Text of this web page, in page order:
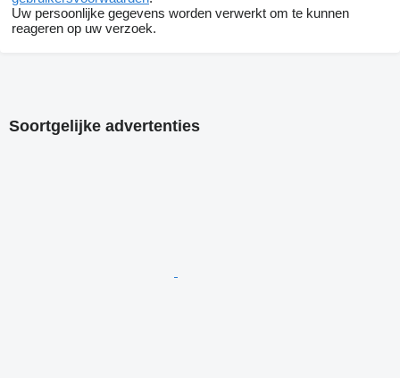
Uw persoonlijke gegevens worden verwerkt om te kunnen
reageren op uw verzoek.
Soortgelijke advertenties